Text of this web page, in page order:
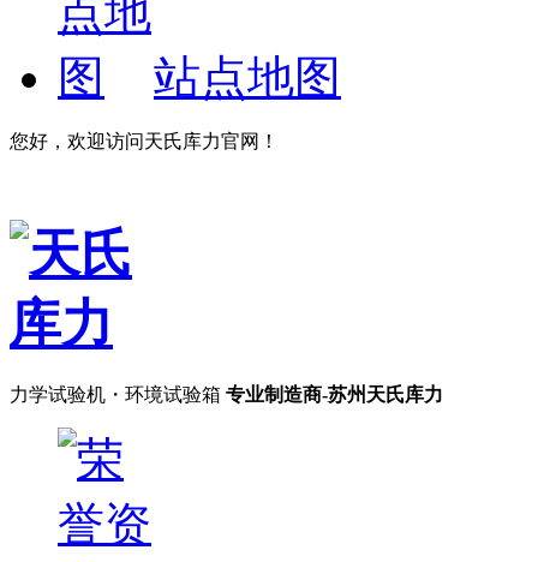
站点地图
您好，欢迎访问天氏库力官网！
力学试验机・环境试验箱 专业制造商-苏州天氏库力